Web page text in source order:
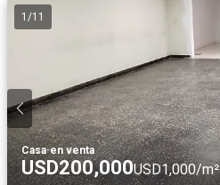
1 /11
Casa·en venta
USD200,000USD1,000/m²